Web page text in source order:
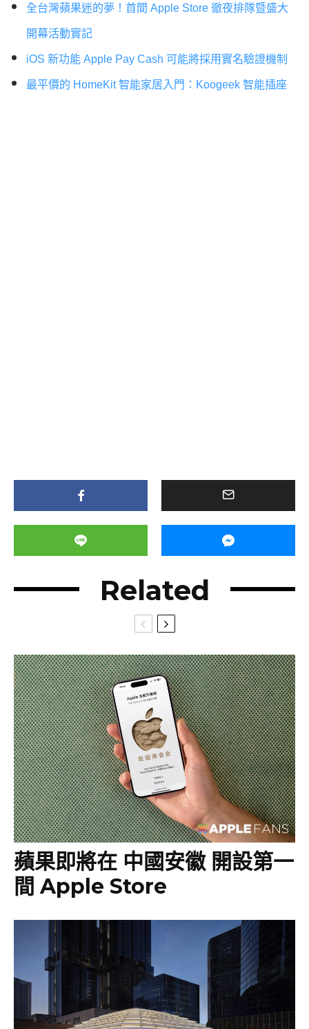
全台灣蘋果迷的夢！首間 Apple Store 徹夜排隊暨盛大
開幕活動實記
iOS 新功能 Apple Pay Cash 可能將採用實名驗證機制
最平價的 HomeKit 智能家居入門：Koogeek 智能插座
Related
蘋果即將在 中國安徽 開設第一
間 Apple Store